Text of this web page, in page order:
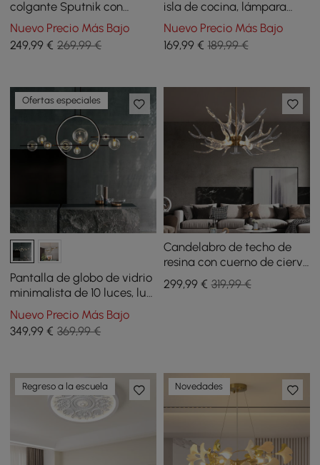
colgante Sputnik con
forma de fuegos
artificiales de cristal de
mediados de siglo,
Nuevo Precio Más Bajo
249,99 € 269,99 €
isla de cocina, lámpara
negra regulable de 4 luces
con pantallas de globo de
vidrio
Nuevo Precio Más Bajo
169,99€ 189,99 €
Ofertas especiales
Pantalla de globo de vidrio
minimalista de 10 luces, luz
negra para isla de cocina
para comedor
Nuevo Precio Más Bajo
349,99 € 369,99 €
Candelabro de techo de
resina con cuerno de ciervo
de 9 luces en dorado
299,99€ 319,99 €
Regreso a la escuela Novedades